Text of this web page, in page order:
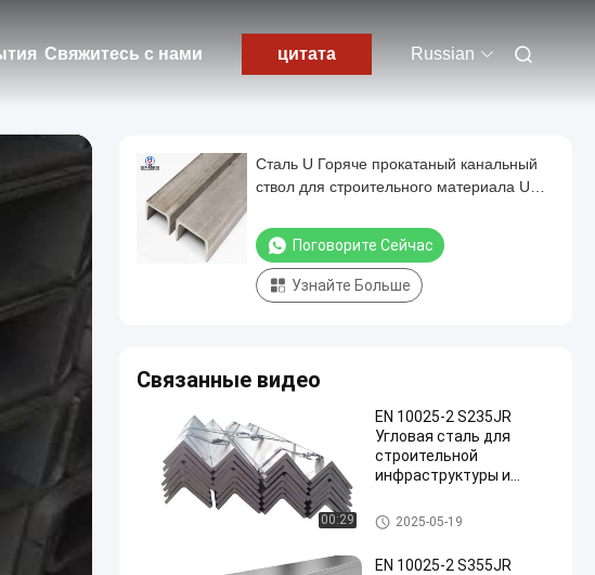
Свяжитесь с нами цитата Russian
Сталь U Горяче прокатаный канальный
ствол для строительного материала U
Поговорите Сейчас
Узнайте Больше
Связанные видео
00:29
EN 10025-2 S235JR
Угловая сталь для
строительной
инфраструктуры и
промышленности в
Европе
Стальные профили
2025-05-19
EN 10025-2 S355JR